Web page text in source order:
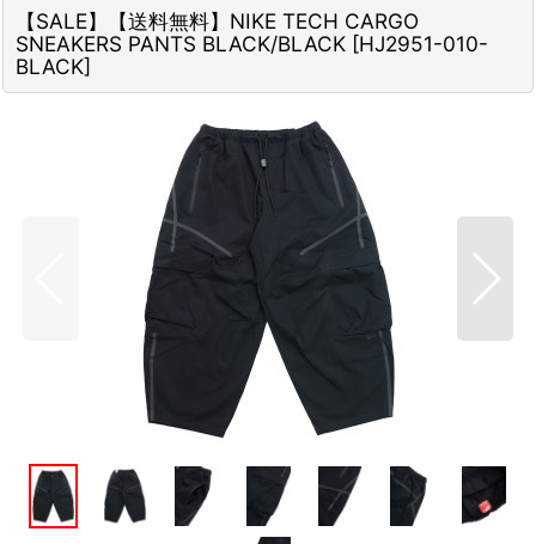
【SALE】【送料無料】NIKE TECH CARGO
SNEAKERS PANTS BLACK/BLACK [HJ2951-010-
BLACK]